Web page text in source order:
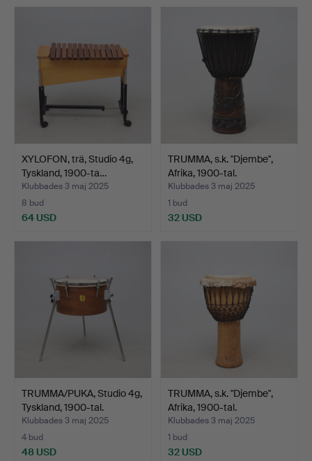
XYLOFON, trä, Studio 4g,
Tyskland, 1900-ta…
Klubbades 3 maj 2025
8 bud
64 USD
TRUMMA, s.k. "Djembe",
Afrika, 1900-tal.
Klubbades 3 maj 2025
1 bud
32 USD
TRUMMA/PUKA, Studio 4g,
Tyskland, 1900-tal.
Klubbades 3 maj 2025
4 bud
48 USD
TRUMMA, s.k. "Djembe",
Afrika, 1900-tal.
Klubbades 3 maj 2025
1 bud
32 USD